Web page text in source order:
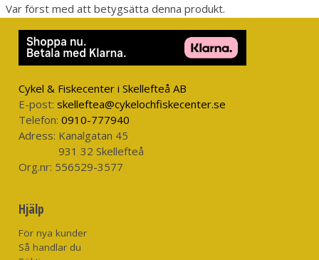
Var först med att betygsätta denna produkt.
Cykel & Fiskecenter i Skellefteå AB
E-post: skelleftea@cykelochfiskecenter.se
Telefon: 0910-777940
Adress: Kanalgatan 45
931 32 Skellefteå
Org.nr: 556529-3577
Hjälp
För nya kunder
Så handlar du